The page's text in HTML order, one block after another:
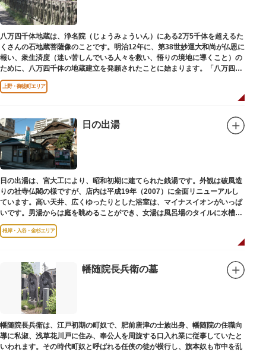
八万四千体地蔵は、浄名院（じょうみょういん）にある2万5千体を超えるた
くさんの石地蔵菩薩像のことです。明治12年に、第38世妙運大和尚が仏恩に
報い、衆生済度（迷い苦しんでいる人々を救い、悟りの境地に導くこと）の
ために、八万四千体の地蔵建立を発願されたことに始まります。「八万四
千」とは仏法で無数の意味を示します。この石地蔵尊は全国各地にも造立さ
れており、これまで約5万体の石地蔵尊が造立され、今も増え続けていま
上野・御徒町エリア
日の出湯
日の出湯は、宮大工により、昭和初期に建てられた銭湯です。外観は破風造
りの社寺仏閣の様ですが、店内は平成19年（2007）に全面リニューアルし
ています。高い天井、広くゆったりとした浴室は、マイナスイオンがいっぱ
いです。男湯からは庭を眺めることができ、女湯は風呂場のタイルに水槽が
はめ込まれ、可愛い金魚が泳いでいます。
根岸・入谷・金杉エリア
幡随院長兵衛の墓
幡随院長兵衛は、江戸初期の町奴で、肥前唐津の士族出身、幡随院の住職向
導に私淑、浅草花川戸に住み、奉公人を周旋する口入れ業に従事していたと
いわれます。その時代町奴と呼ばれる任侠の徒が横行し、旗本奴も市中を乱